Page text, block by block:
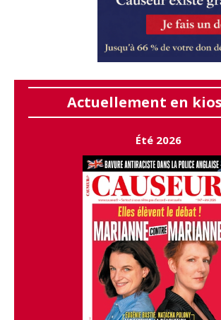
Actuellement en
Été 2026